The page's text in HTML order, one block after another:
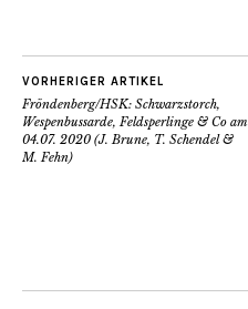
VORHERIGER ARTIKEL
Fröndenberg/HSK: Schwarzstorch,
Wespenbussarde, Feldsperlinge & Co am
04.07. 2020 (J. Brune, T. Schendel &
M. Fehn)